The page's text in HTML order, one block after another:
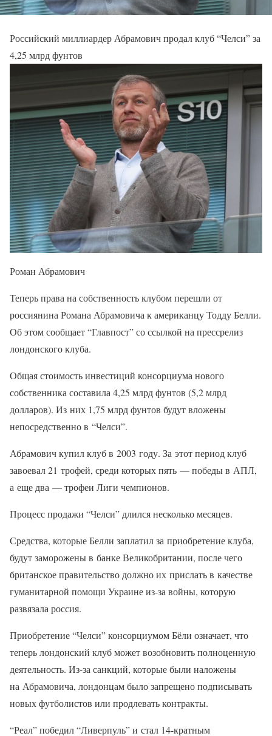
Российский миллиардер Абрамович продал клуб “Челси” за
4,25 млрд фунтов
Роман Абрамович
Теперь права на собственность клубом перешли от
россиянина Романа Абрамовича к американцу Тодду Белли.
Об этом сообщает “Главпост” со ссылкой на прессрелиз
лондонского клуба.
Общая стоимость инвестиций консорциума нового
собственника составила 4,25 млрд фунтов (5,2 млрд
долларов). Из них 1,75 млрд фунтов будут вложены
непосредственно в “Челси”.
Абрамович купил клуб в 2003 году. За этот период клуб
завоевал 21 трофей, среди которых пять — победы в АПЛ,
а еще два — трофеи Лиги чемпионов.
Процесс продажи “Челси” длился несколько месяцев.
Средства, которые Белли заплатил за приобретение клуба,
будут заморожены в банке Великобритании, после чего
британское правительство должно их прислать в качестве
гуманитарной помощи Украине из-за войны, которую
развязала россия.
Приобретение “Челси” консорциумом Бёли означает, что
теперь лондонский клуб может возобновить полноценную
деятельность. Из-за санкций, которые были наложены
на Абрамовича, лондонцам было запрещено подписывать
новых футболистов или продлевать контракты.
“Реал” победил “Ливерпуль” и стал 14-кратным